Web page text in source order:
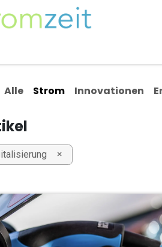
Alle Strom Innovationen
×